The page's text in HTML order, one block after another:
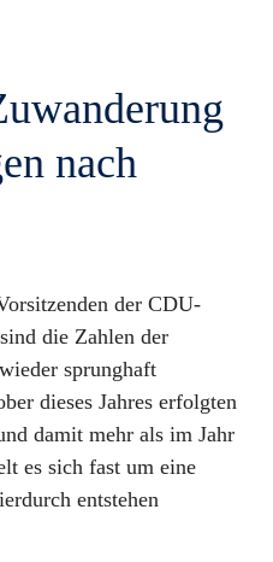
nach
der CDU-
die Zahlen der
sprunghaft
dieses Jahres erfolgten
damit mehr als im Jahr
es sich fast um eine
entstehen